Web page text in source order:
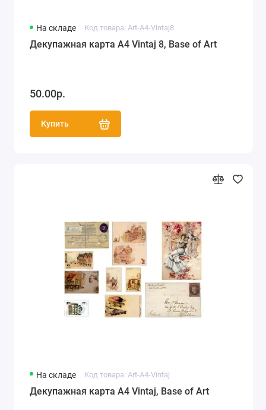
На складе Код товара: Art-A4-Vintaj8
Декупажная карта А4 Vintaj 8, Base of Art
50.00р.
Купить
На складе Код товара: Art-A4-Vintaj
Декупажная карта А4 Vintaj, Base of Art